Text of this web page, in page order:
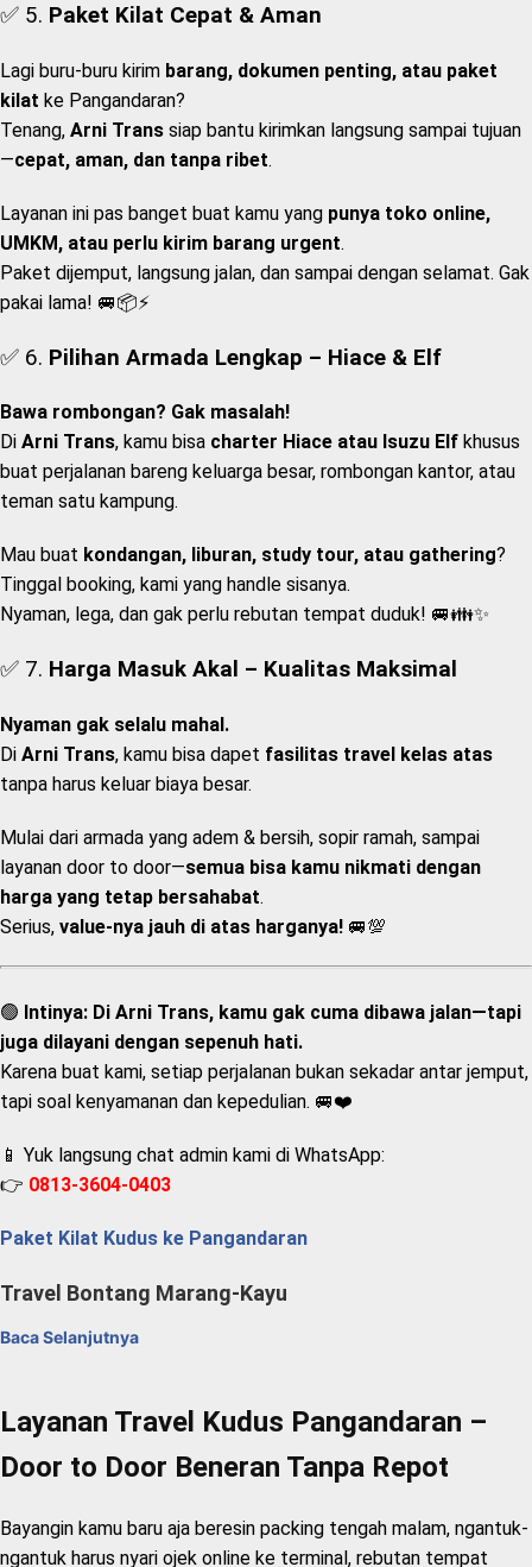
✅ 5. Paket Kilat Cepat & Aman
Lagi buru-buru kirim barang, dokumen penting, atau paket
kilat ke Pangandaran?
Tenang, Arni Trans siap bantu kirimkan langsung sampai tujuan
—cepat, aman, dan tanpa ribet.
Layanan ini pas banget buat kamu yang punya toko online,
UMKM, atau perlu kirim barang urgent.
Paket dijemput, langsung jalan, dan sampai dengan selamat. Gak
pakai lama! 🚐📦⚡
✅ 6. Pilihan Armada Lengkap – Hiace & Elf
Bawa rombongan? Gak masalah!
Di Arni Trans, kamu bisa charter Hiace atau Isuzu Elf khusus
buat perjalanan bareng keluarga besar, rombongan kantor, atau
teman satu kampung.
Mau buat kondangan, liburan, study tour, atau gathering?
Tinggal booking, kami yang handle sisanya.
Nyaman, lega, dan gak perlu rebutan tempat duduk! 🚐👪✨
✅ 7. Harga Masuk Akal – Kualitas Maksimal
Nyaman gak selalu mahal.
Di Arni Trans, kamu bisa dapet fasilitas travel kelas atas
tanpa harus keluar biaya besar.
Mulai dari armada yang adem & bersih, sopir ramah, sampai
layanan door to door—semua bisa kamu nikmati dengan
harga yang tetap bersahabat.
Serius, value-nya jauh di atas harganya! 🚐💯
🟢 Intinya: Di Arni Trans, kamu gak cuma dibawa jalan—tapi
juga dilayani dengan sepenuh hati.
Karena buat kami, setiap perjalanan bukan sekadar antar jemput,
tapi soal kenyamanan dan kepedulian. 🚐❤️
📱 Yuk langsung chat admin kami di WhatsApp:
👉 0813-3604-0403
Paket Kilat Kudus ke Pangandaran
Travel Bontang Marang-Kayu
Baca Selanjutnya
Layanan Travel Kudus Pangandaran –
Door to Door Beneran Tanpa Repot
Bayangin kamu baru aja beresin packing tengah malam, ngantuk-
ngantuk harus nyari ojek online ke terminal, rebutan tempat